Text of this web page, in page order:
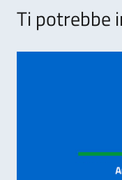
Ti potrebbe